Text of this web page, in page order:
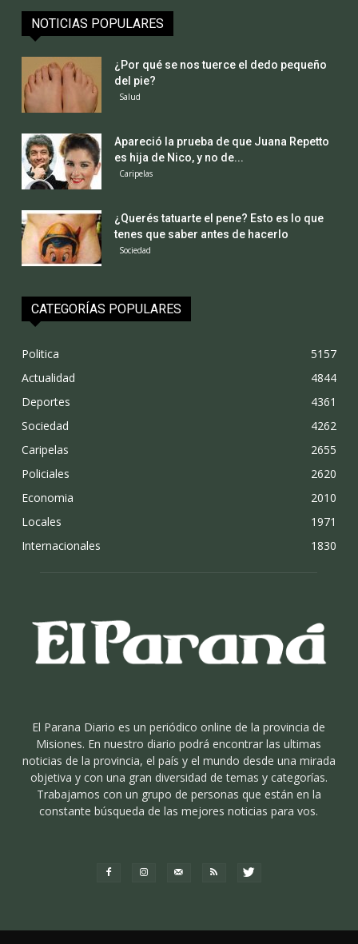
NOTICIAS POPULARES
¿Por qué se nos tuerce el dedo pequeño
del pie?
Salud
Apareció la prueba de que Juana Repetto
es hija de Nico, y no de...
Caripelas
¿Querés tatuarte el pene? Esto es lo que
tenes que saber antes de hacerlo
Sociedad
CATEGORÍAS POPULARES
Politica
5157
Actualidad
4844
Deportes
4361
Sociedad
4262
Caripelas
2655
Policiales
2620
Economia
2010
Locales
1971
Internacionales
1830
El Parana Diario es un periódico online de la provincia de
Misiones. En nuestro diario podrá encontrar las ultimas
noticias de la provincia, el país y el mundo desde una mirada
objetiva y con una gran diversidad de temas y categorías.
Trabajamos con un grupo de personas que están en la
constante búsqueda de las mejores noticias para vos.